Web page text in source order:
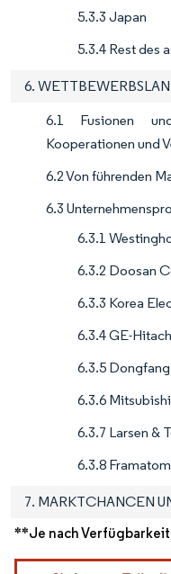
5.3.3 Japan
5.3.4 Rest des
6.
6.1 Fusionen
Kooperationen und
6.2 Von führenden
6.3
6.3.1
6.3.2 Doosan
6.3.3 Korea
6.3.4 GE-
6.3.5
6.3.6
6.3.7 Larsen &
6.3.8
7. MARKTCHANCEN
**Je nach Verfügbarkeit